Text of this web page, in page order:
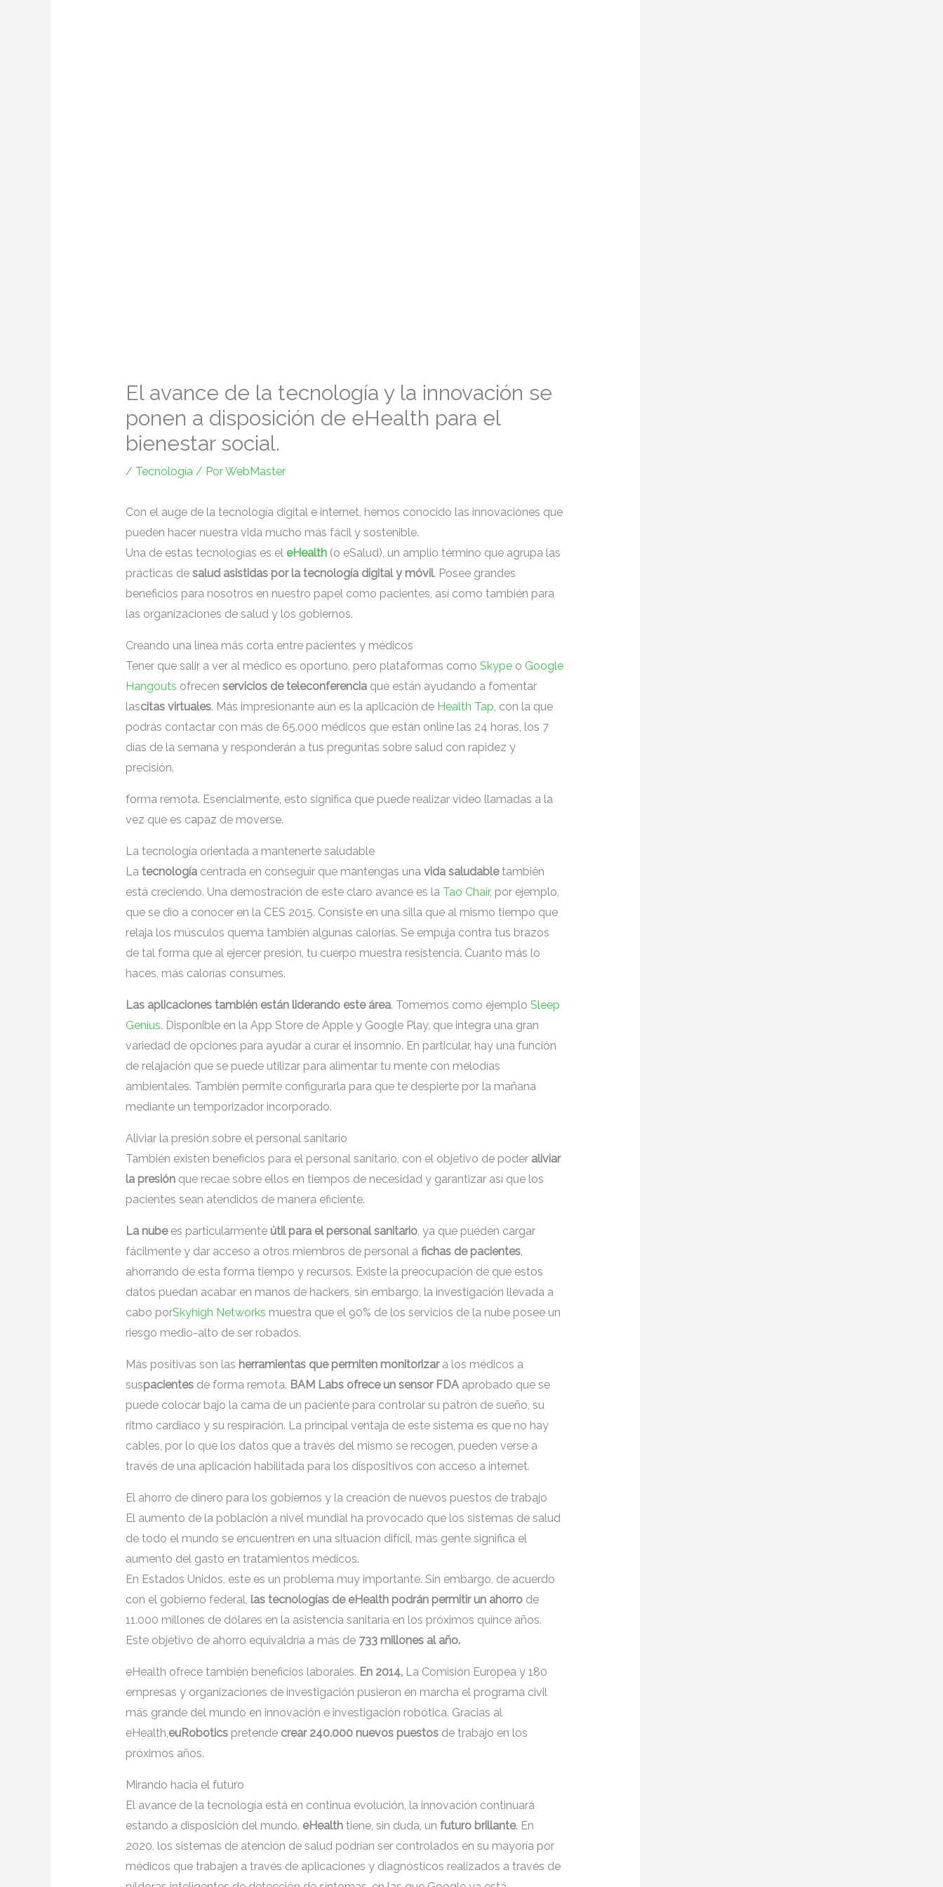
El avance de la tecnología y la innovación se
ponen a disposición de eHealth para el
bienestar social.
/ Tecnología/ PorWebMaster
Con el auge de la tecnología digital e internet, hemos conocido las innovaciones que
pueden hacer nuestra vida mucho más fácil y sostenible.
Una de estas tecnologías es eleHealth(o eSalud), un amplio término que agrupa las
prácticas de salud asistidas por la tecnología digital y móvil. Posee grandes
beneficios para nosotros en nuestro papel como pacientes, así como también para
las organizaciones de salud y los gobiernos.
Creando una línea más corta entre pacientes y médicos
Tener que salir a ver al médico es oportuno, pero plataformas como Skypeo Google
Hangouts ofrecen servicios de teleconferenciaque están ayudando a fomentar
lascitas virtuales. Más impresionante aún es la aplicación de Health Tap, con la que
podrás contactar con más de 65.000 médicos que están online las 24 horas, los 7
días de la semana y responderán a tus preguntas sobre salud con rapidez y
precisión.
forma remota. Esencialmente, esto significa que puede realizar video llamadas a la
vez que es capaz de moverse.
La tecnología orientada a mantenerte saludable
Latecnologíacentrada en conseguir que mantengas una vida saludabletambién
está creciendo. Una demostración de este claro avance es la Tao Chair, por ejemplo,
que se dio a conocer en la CES 2015. Consiste en una silla que al mismo tiempo que
relaja los músculos quema también algunas calorías. Se empuja contra tus brazos
de tal forma que al ejercer presión, tu cuerpo muestra resistencia. Cuanto más lo
haces, más calorías consumes.
Las aplicaciones también están liderando este área. Tomemos como ejemplo Sleep
Genius. Disponible en la App Store de Apple y Google Play, que integra una gran
variedad de opciones para ayudar a curar el insomnio. En particular, hay una función
de relajación que se puede utilizar para alimentar tu mente con melodías
ambientales. También permite configurarla para que te despierte por la mañana
mediante un temporizador incorporado.
Aliviar la presión sobre el personal sanitario
También existen beneficios para el personal sanitario, con el objetivo de poder aliviar
la presiónque recae sobre ellos en tiempos de necesidad y garantizar así que los
pacientes sean atendidos de manera eficiente.
La nubees particularmenteútil para el personal sanitario, ya que pueden cargar
fácilmente y dar acceso a otros miembros de personal afichas de pacientes,
ahorrando de esta forma tiempo y recursos. Existe la preocupación de que estos
datos puedan acabar en manos de hackers, sin embargo, la investigación llevada a
cabo porSkyhigh Networks muestra que el 90% de los servicios de la nube posee un
riesgo medio-alto de ser robados.
Más positivas son las herramientas que permiten monitorizara los médicos a
suspacientesde forma remota. BAM Labs ofrece un sensor FDAaprobado que se
puede colocar bajo la cama de un paciente para controlar su patrón de sueño, su
ritmo cardiaco y su respiración. La principal ventaja de este sistema es que no hay
cables, por lo que los datos que a través del mismo se recogen, pueden verse a
través de una aplicación habilitada para los dispositivos con acceso a internet.
El ahorro de dinero para los gobiernos y la creación de nuevos puestos de trabajo
El aumento de la población a nivel mundial ha provocado que los sistemas de salud
de todo el mundo se encuentren en una situación difícil, más gente significa el
aumento del gasto en tratamientos médicos.
En Estados Unidos, este es un problema muy importante. Sin embargo, de acuerdo
con el gobierno federal, las tecnologías de eHealth podrán permitir un ahorrode
11.000 millones de dólares en la asistencia sanitaria en los próximos quince años.
Este objetivo de ahorro equivaldría a más de 733 millones al año.
eHealth ofrece también beneficios laborales. En 2014,La Comisión Europea y 180
empresas y organizaciones de investigación pusieron en marcha el programa civil
más grande del mundo en innovación e investigación robótica. Gracias al
eHealth,euRoboticspretende crear 240.000 nuevos puestosde trabajo en los
próximos años.
Mirando hacia el futuro
El avance de la tecnología está en continua evolución, la innovación continuará
estando a disposición del mundo. eHealthtiene, sin duda, un futuro brillante. En
2020, los sistemas de atención de salud podrían ser controlados en su mayoría por
médicos que trabajen a través de aplicaciones y diagnósticos realizados a través de